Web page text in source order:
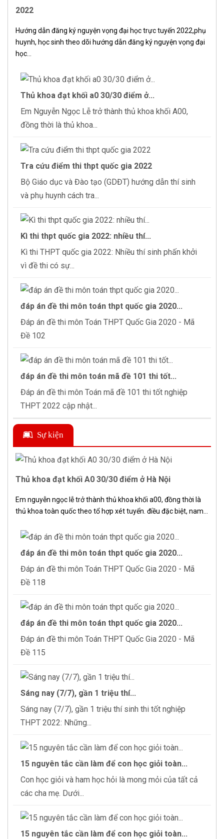
2022
Hướng dẫn đăng ký nguyện vọng đại học trực tuyến 2022,phụ
huynh, học sinh theo dõi hướng dẫn đăng ký nguyện vọng đại
học...
Thủ khoa đạt khối a0 30/30 điểm ở...
Em Nguyễn Ngọc Lễ trở thành thủ khoa khối A00,
đồng thời là thủ khoa...
Tra cứu điểm thi thpt quốc gia 2022
Bộ Giáo dục và Đào tạo (GDĐT) hướng dẫn thí sinh
và phụ huynh cách tra...
Kì thi thpt quốc gia 2022: nhiều thí...
Kì thi THPT quốc gia 2022: Nhiều thí sinh phấn khởi
vì đề thi có sự...
đáp án đề thi môn toán thpt quốc gia 2020...
Đáp án đề thi môn Toán THPT Quốc Gia 2020 - Mã
Đề 102
đáp án đề thi môn toán mã đề 101 thi tốt...
Đáp án đề thi môn Toán mã đề 101 thi tốt nghiệp
THPT 2022 cập nhật...
Sự kiện
Thủ khoa đạt khối A0 30/30 điểm ở Hà Nội
Em nguyễn ngọc lễ trở thành thủ khoa khối a00, đồng thời là
thủ khoa toàn quốc theo tổ hợp xét tuyển. điều đặc biệt, nam...
đáp án đề thi môn toán thpt quốc gia 2020...
Đáp án đề thi môn Toán THPT Quốc Gia 2020 - Mã
Đề 118
đáp án đề thi môn toán thpt quốc gia 2020...
Đáp án đề thi môn Toán THPT Quốc Gia 2020 - Mã
Đề 115
Sáng nay (7/7), gần 1 triệu thí...
Sáng nay (7/7), gần 1 triệu thí sinh thi tốt nghiệp
THPT 2022: Những...
15 nguyên tắc cần làm để con học giỏi toàn...
Con học giỏi và ham học hỏi là mong mỏi của tất cả
các cha mẹ. Dưới...
15 nguyên tắc cần làm để con học giỏi toàn...